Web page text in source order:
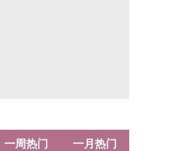
一周热门 一月热门